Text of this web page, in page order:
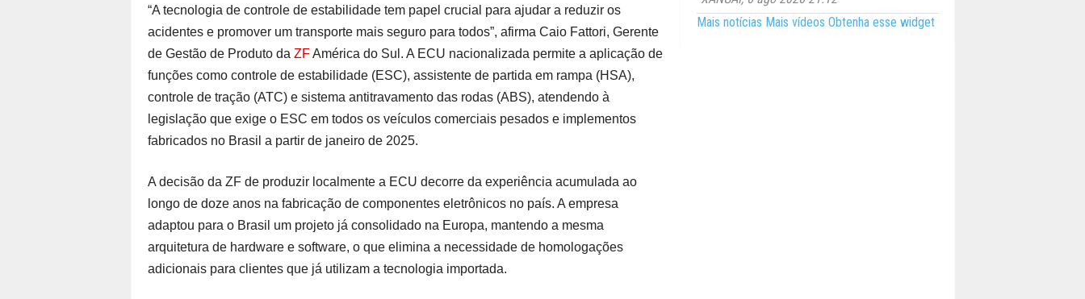
“A tecnologia de controle de estabilidade tem papel crucial para ajudar a reduzir os
acidentes e promover um transporte mais seguro para todos”, afirma Caio Fattori, Gerente
de Gestão de Produto da ZFAmérica do Sul. A ECU nacionalizada permite a aplicação de
funções como controle de estabilidade (ESC), assistente de partida em rampa (HSA),
controle de tração (ATC) e sistema antitravamento das rodas (ABS), atendendo à
legislação que exige o ESC em todos os veículos comerciais pesados e implementos
fabricados no Brasil a partir de janeiro de 2025.
A decisão da ZF de produzir localmente a ECU decorre da experiência acumulada ao
longo de doze anos na fabricação de componentes eletrônicos no país. A empresa
adaptou para o Brasil um projeto já consolidado na Europa, mantendo a mesma
arquitetura de hardware e software, o que elimina a necessidade de homologações
adicionais para clientes que já utilizam a tecnologia importada.
Mais notícias Mais vídeos Obtenha esse widget